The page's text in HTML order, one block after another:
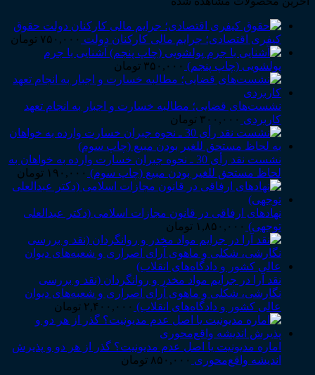
حقوق
کیفری اقتصادی؛ جرایم مالی کارکنان دولت ۷۵۰,۰۰۰ تومان
آشنایی با جرم
پولشویی (چاپ پنجم) ۳۵۰,۰۰۰ تومان
نشست‌های قضایی؛ مطالبه خسارت و اجبار به انجام تعهد
کاربردی ۳۰۰,۰۰۰ تومان
نشست نقد رأی 30 ـ نحوه جبران خسارت وارده به خواهان به
لحاظ مستحق للغیر بودن مبیع (چاپ سوم) ۱۹۰,۰۰۰ تومان
نهادهای ارفاقی در قانون مجازات اسلامی (دکتر عبدالعلی
توجهی) ۱,۸۵۰,۰۰۰ تومان
نقد آرا در جرایم مواد مخدر و روانگردان (نقد و بررسی
نگارشی، شکلی و ماهوی آرای اصراری و شعبه‌های دیوان
عالی کشور و دادگاه‌های انقلاب) ۲,۴۰۰,۰۰۰ تومان
اماره مدیونیت یا اصل عدم مدیونیت؟ گذر از هر دو و پذیرش
اندیشه واقع‌محوری ۸۵۰,۰۰۰ تومان